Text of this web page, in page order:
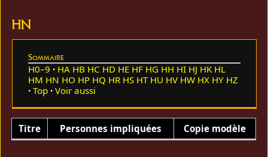
HN
Sommaire
H0–9 HA HB HC HD HE HF HG HH HI HJ HK HL
HM HN HO HP HQ HR HS HT HU HV HW HX HY HZ
Top
Voir aussi
Titre Personnes impliquées Copie modèle